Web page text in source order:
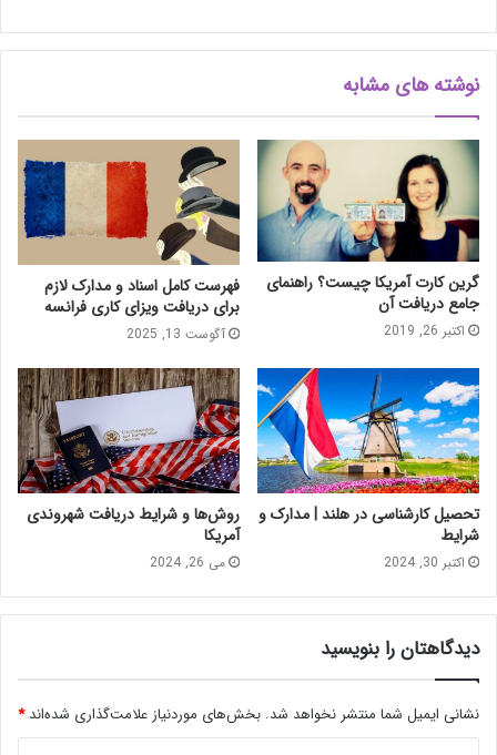
نوشته های مشابه
گرین کارت آمریکا چیست؟ راهنمای
جامع دریافت آن
اکتبر 26, 2019
فهرست کامل اسناد و مدارک لازم
برای دریافت ویزای کاری فرانسه
آگوست 13, 2025
تحصیل کارشناسی در هلند | مدارک و
شرایط
اکتبر 30, 2024
روش‌ها و شرایط دریافت شهروندی
آمریکا
می 26, 2024
دیدگاهتان را بنویسید
نشانی ایمیل شما منتشر نخواهد شد. بخش‌های موردنیاز علامت‌گذاری شده‌اند*